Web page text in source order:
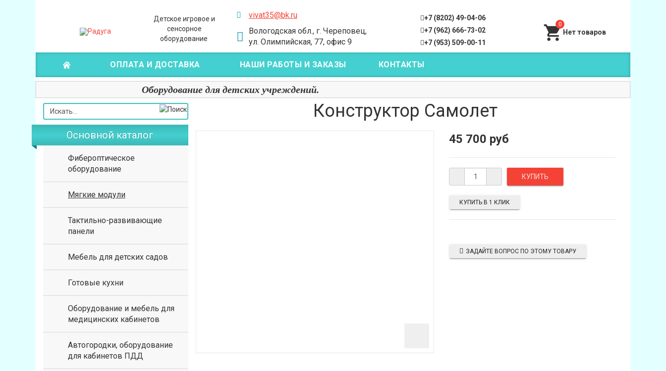
Детское игровое и
сенсорное
оборудование
vivat35@bk.ru
Вологодская обл., г. Череповец,
ул. Олимпийская, 77, офис 9
+7 (8202) 49-04-06
+7 (962) 666-73-02
+7 (953) 509-00-11
0
ОПЛАТА И ДОСТАВКА НАШИ РАБОТЫ И ЗАКАЗЫ КОНТАКТЫ
Оборудование для детских учреждений.
Конструктор Самолет
45 700 руб
КУПИТЬ В 1 КЛИК
ЗАДАЙТЕ ВОПРОС ПО ЭТОМУ ТОВАРУ
Основной каталог
Фибероптическое
оборудование
Мягкие модули
Тактильно-развивающие
панели
Мебель для детских садов
Готовые кухни
Оборудование и мебель для
медицинских кабинетов
Автогородки, оборудование
для кабинетов ПДД